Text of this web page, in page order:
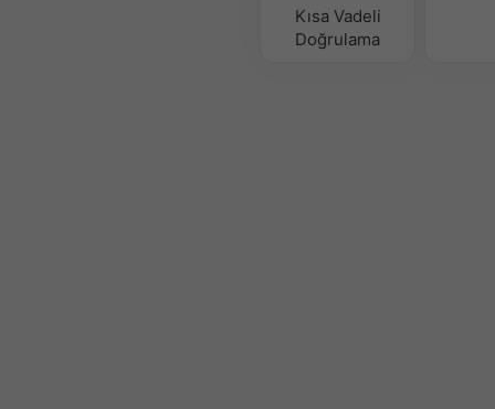
Kısa Vadeli
Doğrulama